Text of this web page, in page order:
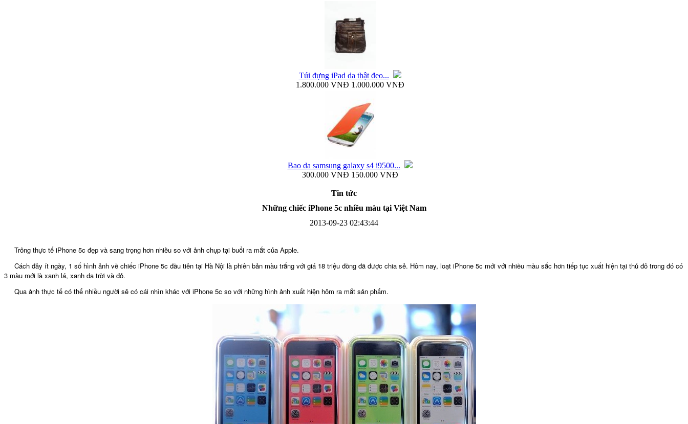
Ốp lưng silicon Samsung Galaxy S4 Baseus...
Ốp lưng Samsung Galaxy S4 i9500 Rock Naked...
Bao da Samsung Galaxy S3 Mini i8190 Flip Cover...
Ốp lưng HTC One M7 Nillkin
Ốp lưng Sony Xperia Z LT36i Nillkin
Túi đựng iPad da thật đeo...
1.800.000 VNĐ 1.000.000 VNĐ
Bao da samsung galaxy s4 i9500...
300.000 VNĐ 150.000 VNĐ
Tin tức
Những chiếc iPhone 5c nhiều màu tại Việt Nam
2013-09-23 02:43:44
Trông thực tế iPhone 5c đẹp và sang trọng hơn nhiều so với ảnh chụp tại buổi ra mắt của Apple.
Cách đây ít ngày, 1 số hình ảnh về chiếc iPhone 5c đầu tiên tại Hà Nội là phiên bản màu trắng với giá 18 triệu đồng đã được chia sẻ. Hôm nay, loạt iPhone 5c mới với nhiều màu sắc hơn tiếp tục xuất hiện tại thủ đô trong đó có
3 màu mới là xanh lá, xanh da trời và đỏ.
Qua ảnh thực tế có thể nhiều người sẽ có cái nhìn khác với iPhone 5c so với những hình ảnh xuất hiện hôm ra mắt sản phẩm.